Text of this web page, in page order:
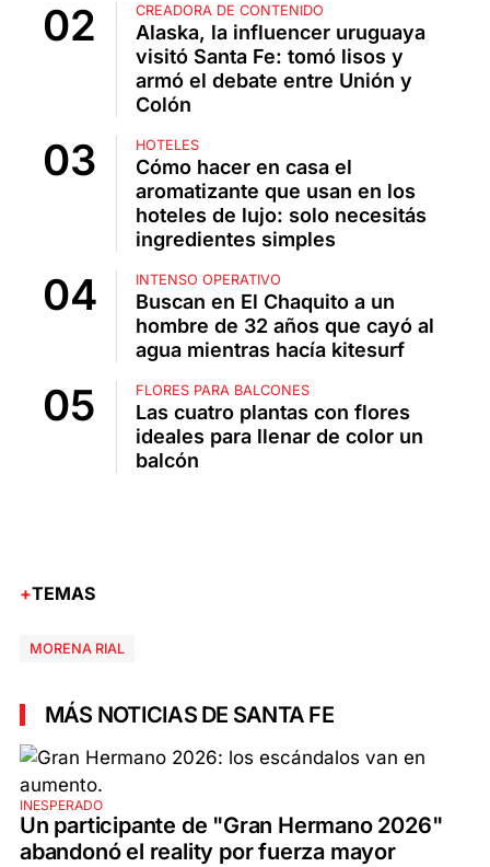
CREADORA DE CONTENIDO
Alaska, la influencer uruguaya
visitó Santa Fe: tomó lisos y
armó el debate entre Unión y
Colón
HOTELES
Cómo hacer en casa el
aromatizante que usan en los
hoteles de lujo: solo necesitás
ingredientes simples
INTENSO OPERATIVO
Buscan en El Chaquito a un
hombre de 32 años que cayó al
agua mientras hacía kitesurf
FLORES PARA BALCONES
Las cuatro plantas con flores
ideales para llenar de color un
balcón
TEMAS
MORENA RIAL
MÁS NOTICIAS DE SANTA FE
INESPERADO
Un participante de "Gran Hermano 2026"
abandonó el reality por fuerza mayor